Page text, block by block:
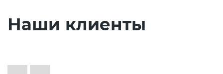
Наши клиенты